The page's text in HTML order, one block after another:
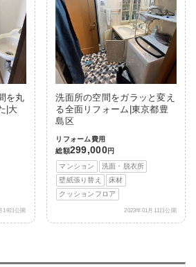
を丸
|大
19日公開
洗面所の空間をガラッと変え
る全面リフォーム|東京都豊
島区
リフォーム費用
総額299,000円
マンション
洗面・脱衣所
壁紙張り替え
床材
クッションフロア
2023年01月11日公開